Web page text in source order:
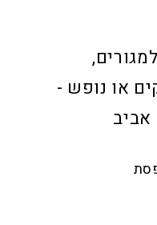
או נופש -